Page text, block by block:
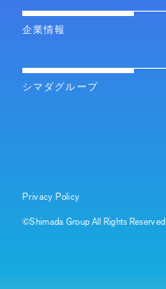
企業情報
シマダグループ
Privacy Policy
©Shimada Group All Rights Reserved